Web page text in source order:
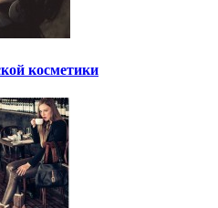
косметики